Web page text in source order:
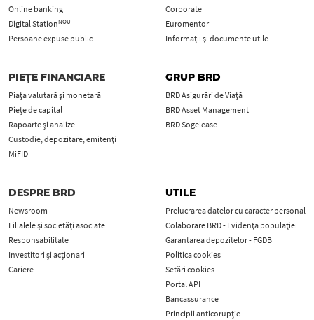
Online banking
Digital StationNOU
Persoane expuse public
Corporate
Euromentor
Informații și documente utile
PIEȚE FINANCIARE
Piața valutară și monetară
Piețe de capital
Rapoarte și analize
Custodie, depozitare, emitenți
MiFID
GRUP BRD
BRD Asigurări de Viață
BRD Asset Management
BRD Sogelease
DESPRE BRD
Newsroom
Filialele și societăți asociate
Responsabilitate
Investitori și acționari
Cariere
UTILE
Prelucrarea datelor cu caracter personal
Colaborare BRD - Evidența populației
Garantarea depozitelor - FGDB
Politica cookies
Setări cookies
Portal API
Bancassurance
Principii anticorupţie